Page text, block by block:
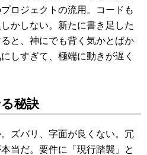
ロジェクトの流用。コードも
かしない。新たに書き足した
と、神にでも背く気かとばか
しすぎて、極端に動きが遅く
秘訣
ズバリ、字面が良くない。冗
当だ。要件に「現行踏襲」と